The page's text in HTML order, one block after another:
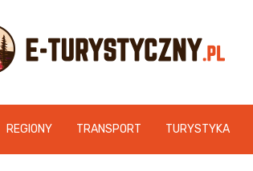
REGIONY TRANSPORT TURYSTYKA